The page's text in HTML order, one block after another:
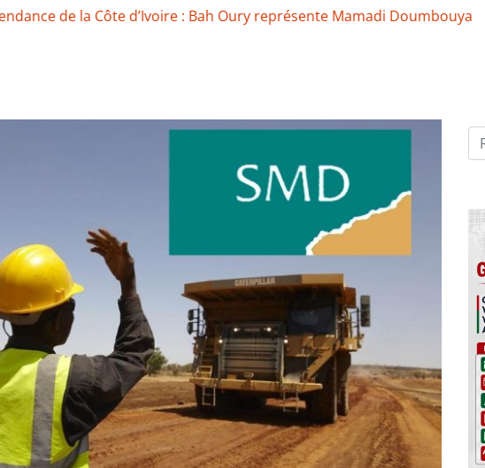
de la Côte d’Ivoire : Bah Oury représente Mamadi Doumbouya